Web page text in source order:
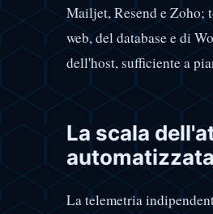
Mailjet, Resend e Zoho;
web, del database e di
dell'host, sufficiente a
La scala
automatizzata
La telemetria